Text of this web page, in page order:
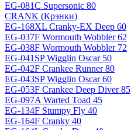
EG-081C Supersonic 80
CRANK (Крэнки)
EG-168XL Cranky-EX Deep 60
EG-037F Wormouth Wobbler 62
EG-038F Wormouth Wobbler 72
EG-041SP Wigglin Oscar 50
EG-042F Crankee Runner 80
EG-043SP Wigglin Oscar 60
EG-053F Crankee Deep Diver 85
EG-097A Warted Toad 45
EG-134F Stumpy Fly 40
EG-164F Cranky 40